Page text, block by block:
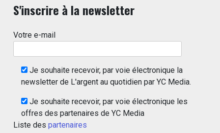
S'inscrire à la newsletter
Votre e-mail
Je souhaite recevoir, par voie électronique la
newsletter de L'argent au quotidien par YC Media.
Je souhaite recevoir, par voie électronique les
offres des partenaires de YC Media
Liste des partenaires